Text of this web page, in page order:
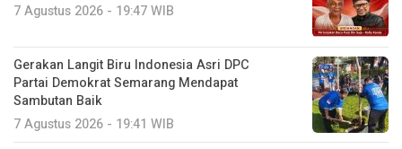
7 Agustus 2026 - 19:47 WIB
Gerakan Langit Biru Indonesia Asri DPC
Partai Demokrat Semarang Mendapat
Sambutan Baik
7 Agustus 2026 - 19:41 WIB